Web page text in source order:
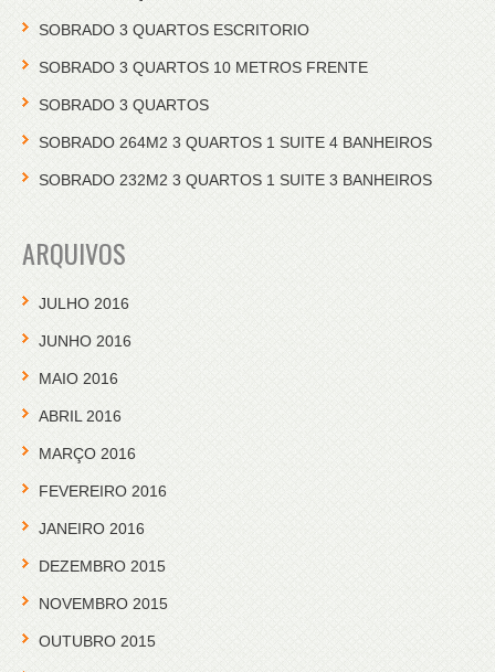
SOBRADO 3 QUARTOS ESCRITORIO
SOBRADO 3 QUARTOS 10 METROS FRENTE
SOBRADO 3 QUARTOS
SOBRADO 264M2 3 QUARTOS 1 SUITE 4 BANHEIROS
SOBRADO 232M2 3 QUARTOS 1 SUITE 3 BANHEIROS
ARQUIVOS
JULHO 2016
JUNHO 2016
MAIO 2016
ABRIL 2016
MARÇO 2016
FEVEREIRO 2016
JANEIRO 2016
DEZEMBRO 2015
NOVEMBRO 2015
OUTUBRO 2015